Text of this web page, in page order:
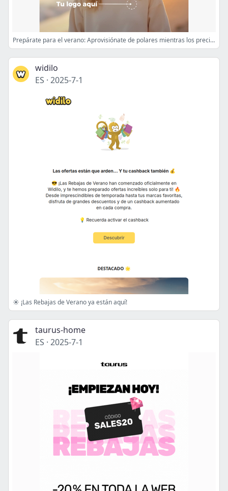
Prepárate para el verano: Aprovisiónate de polares mientras los precios son más bajos 🔥
widilo
ES · 2025-7-1
☀️ ¡Las Rebajas de Verano ya están aquí!
taurus-home
ES · 2025-7-1